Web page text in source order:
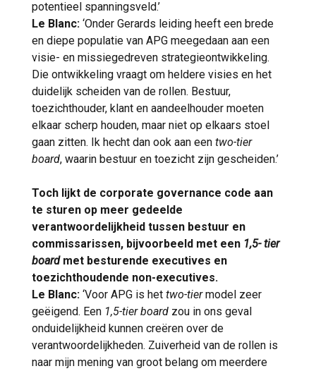
potentieel spanningsveld.’
Le Blanc: ‘Onder Gerards leiding heeft een brede
en diepe populatie van APG meegedaan aan een
visie- en missiegedreven strategieontwikkeling.
Die ontwikkeling vraagt om heldere visies en het
duidelijk scheiden van de rollen. Bestuur,
toezichthouder, klant en aandeelhouder moeten
elkaar scherp houden, maar niet op elkaars stoel
gaan zitten. Ik hecht dan ook aan een two-tier
board, waarin bestuur en toezicht zijn gescheiden.’
Toch lijkt de corporate governance code aan
te sturen op meer gedeelde
verantwoordelijkheid tussen bestuur en
commissarissen, bijvoorbeeld met een 1,5- tier
board met besturende executives en
toezichthoudende non-executives.
Le Blanc: ‘Voor APG is het two-tiermodel zeer
geëigend. Een 1,5-tier board zou in ons geval
onduidelijkheid kunnen creëren over de
verantwoordelijkheden. Zuiverheid van de rollen is
naar mijn mening van groot belang om meerdere